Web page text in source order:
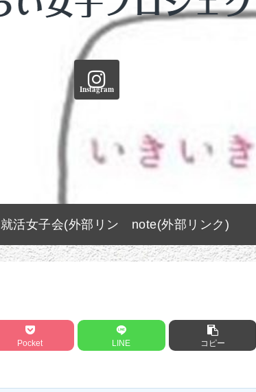
Instagram
就活女子会(外部リン
ク)
note(外部リンク)
Pocket LINE コピー